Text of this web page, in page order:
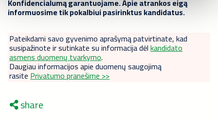
informuosime tik pokalbiui pasirinktus kandidatus.
Pateikdami savo gyvenimo aprašymą patvirtinate, kad
susipažinote ir sutinkate su informacija dėlkandidato
asmens duomenų tvarkymo.
Daugiau informacijos apie duomenų saugojimą
rasitePrivatumo pranešime >>
share